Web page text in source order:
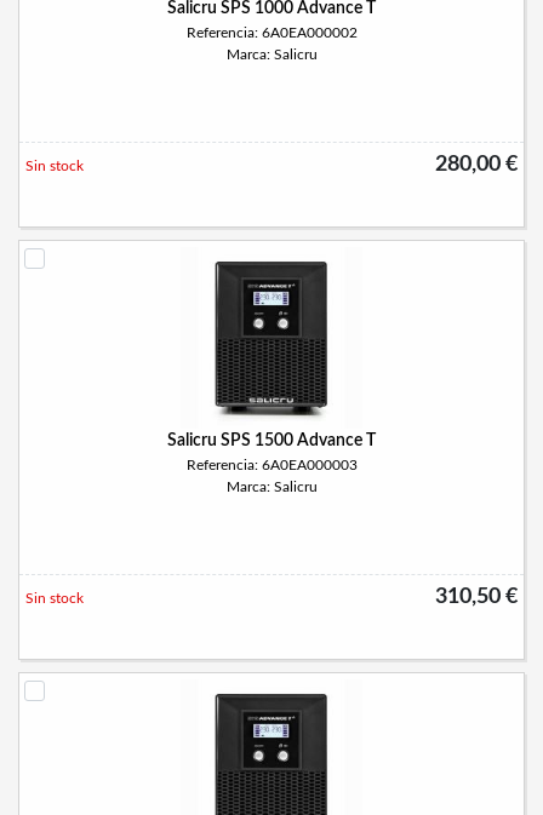
Salicru SPS 1000 Advance T
Referencia: 6A0EA000002
Marca: Salicru
280,00 €
Sin stock
Salicru SPS 1500 Advance T
Referencia: 6A0EA000003
Marca: Salicru
310,50 €
Sin stock